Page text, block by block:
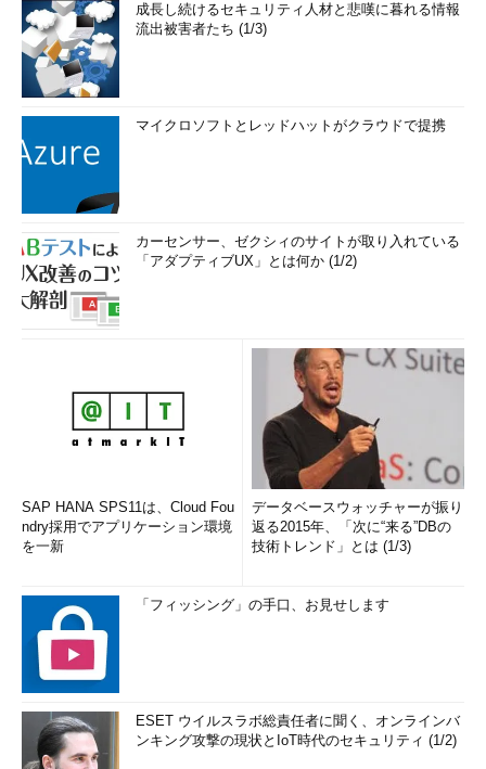
成長し続けるセキュリティ人材と悲嘆に暮れる情報
流出被害者たち (1/3)
マイクロソフトとレッドハットがクラウドで提携
カーセンサー、ゼクシィのサイトが取り入れている
「アダプティブUX」とは何か (1/2)
SAP HANA SPS11は、Cloud Fou
ndry採用でアプリケーション環境
を一新
データベースウォッチャーが振り
返る2015年、「次に“来る”DBの
技術トレンド」とは (1/3)
「フィッシング」の手口、お見せします
ESET ウイルスラボ総責任者に聞く、オンラインバ
ンキング攻撃の現状とIoT時代のセキュリティ (1/2)